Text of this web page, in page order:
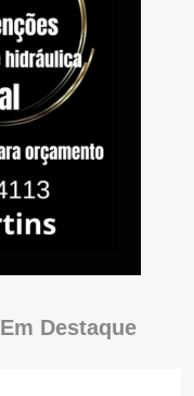
Em Destaque